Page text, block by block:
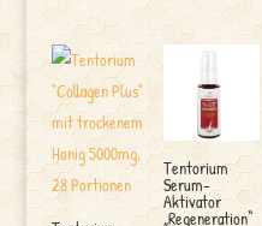
Tentorium
Serum-
Aktivator
„Regeneration“